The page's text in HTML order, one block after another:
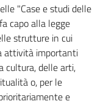
"Case e studi delle
capo alla legge
strutture in cui
attività importanti
cultura, delle arti,
o, per le
e